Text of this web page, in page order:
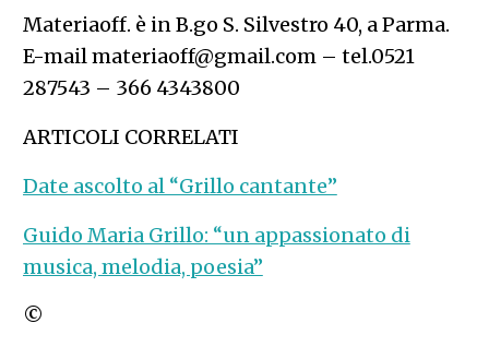
Materiaoff. è in B.go S. Silvestro 40, a Parma.
E-mail materiaoff@gmail.com – tel.0521
287543 – 366 4343800
ARTICOLI CORRELATI
Date ascolto al “Grillo cantante”
Guido Maria Grillo: “un appassionato di
musica, melodia, poesia”
©